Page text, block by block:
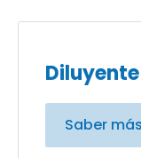
Saber más